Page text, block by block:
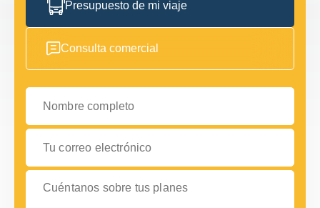
Presupuesto de mi viaje
Consulta comercial
Nombre completo
Tu correo electrónico
Cuéntanos sobre tus planes